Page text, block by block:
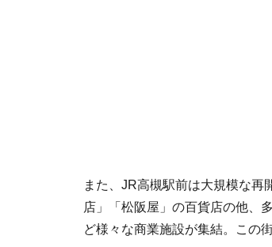
また、JR高槻駅前は大規模な再
店」「松阪屋」の百貨店の他、
ど様々な商業施設が集結。この